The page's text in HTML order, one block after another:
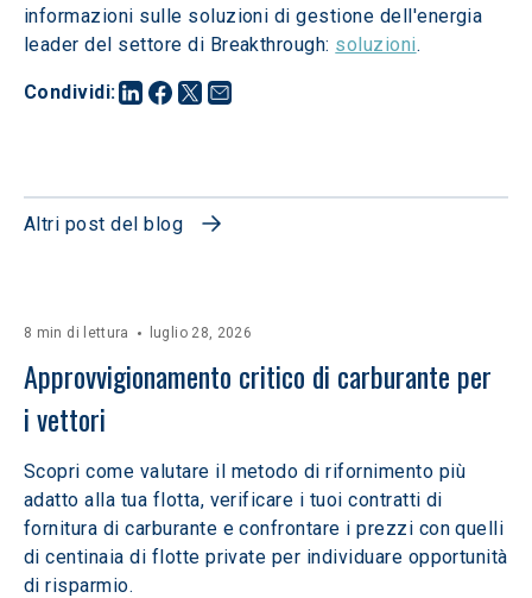
Condividi:
informazioni sulle soluzioni di gestione dell'energia
leader del settore di Breakthrough: soluzioni.
Altri post del blog
8 min di lettura luglio 28, 2026
Approvvigionamento critico di carburante per
i vettori
Scopri come valutare il metodo di rifornimento più
adatto alla tua flotta, verificare i tuoi contratti di
fornitura di carburante e confrontare i prezzi con quelli
di centinaia di flotte private per individuare opportunità
di risparmio.